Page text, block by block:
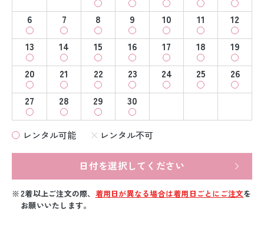
6
7 8 9 10 11
12
13
14 15 16 17 18
19
20
21 22 23 24 25
26
27
28 29 30
レンタル可能 レンタル不可
日付を選択してください
2着以上ご注文の際、 着用日が異なる場合は着用日ごとにご注文を
お願いいたします。